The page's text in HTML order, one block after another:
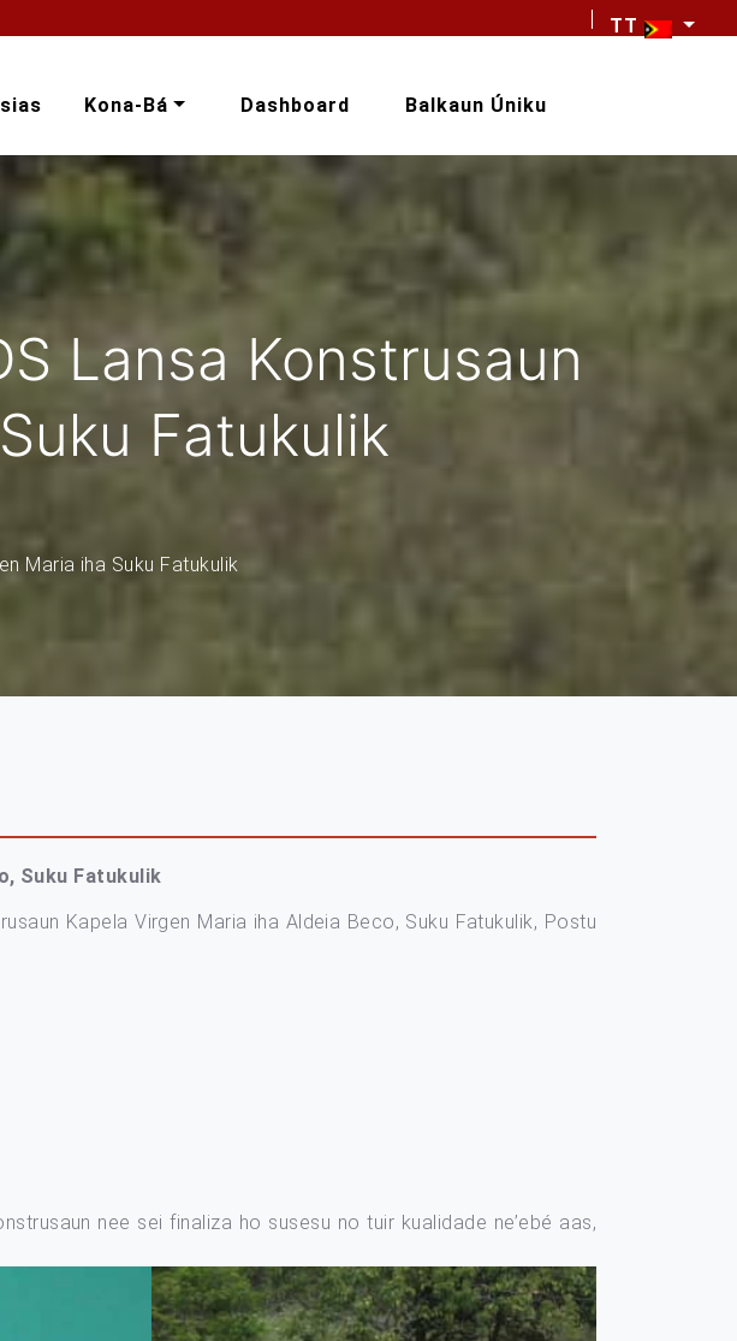
TT
Kona-Bá Dashboard Balkaun Úniku
Lansa Konstrusaun
Fatukulik
Maria iha Suku Fatukulik
Suku Fatukulik
Kapela Virgen Maria iha Aldeia Beco, Suku Fatukulik, Postu
nee sei finaliza ho susesu no tuir kualidade ne’ebé aas,